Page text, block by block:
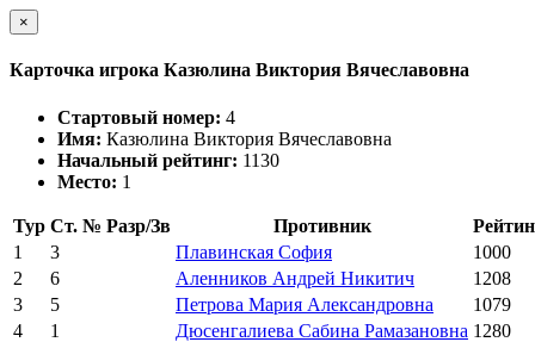
×
Карточка игрока Казюлина Виктория Вячеславовна
Стартовый номер: 4
Имя: Казюлина Виктория Вячеславовна
Начальный рейтинг: 1130
Место: 1
Тур Ст. № Разр/Зв Противник
1
3 Плавинская София
1000
2
6 Аленников Андрей Никитич
1208
3
5 Петрова Мария Александровна
1079
4
1 Дюсенгалиева Сабина Рамазановна 1280